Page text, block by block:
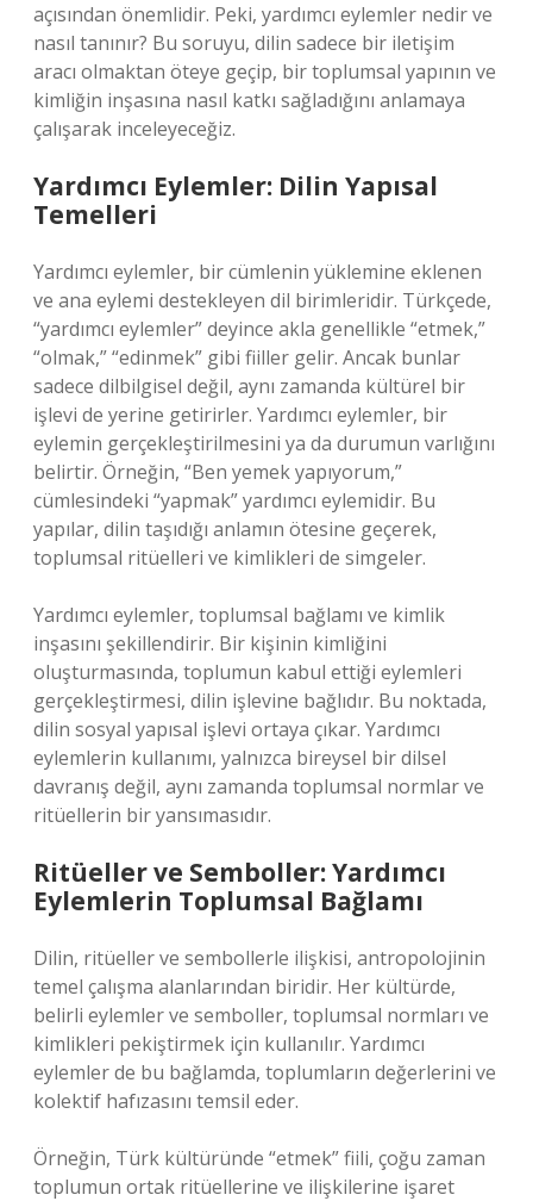
açısından önemlidir. Peki, yardımcı eylemler nedir ve
nasıl tanınır? Bu soruyu, dilin sadece bir iletişim
aracı olmaktan öteye geçip, bir toplumsal yapının ve
kimliğin inşasına nasıl katkı sağladığını anlamaya
çalışarak inceleyeceğiz.
Yardımcı Eylemler: Dilin Yapısal
Temelleri
Yardımcı eylemler, bir cümlenin yüklemine eklenen
ve ana eylemi destekleyen dil birimleridir. Türkçede,
“yardımcı eylemler” deyince akla genellikle “etmek,”
“olmak,” “edinmek” gibi fiiller gelir. Ancak bunlar
sadece dilbilgisel değil, aynı zamanda kültürel bir
işlevi de yerine getirirler. Yardımcı eylemler, bir
eylemin gerçekleştirilmesini ya da durumun varlığını
belirtir. Örneğin, “Ben yemek yapıyorum,”
cümlesindeki “yapmak” yardımcı eylemidir. Bu
yapılar, dilin taşıdığı anlamın ötesine geçerek,
toplumsal ritüelleri ve kimlikleri de simgeler.
Yardımcı eylemler, toplumsal bağlamı ve kimlik
inşasını şekillendirir. Bir kişinin kimliğini
oluşturmasında, toplumun kabul ettiği eylemleri
gerçekleştirmesi, dilin işlevine bağlıdır. Bu noktada,
dilin sosyal yapısal işlevi ortaya çıkar. Yardımcı
eylemlerin kullanımı, yalnızca bireysel bir dilsel
davranış değil, aynı zamanda toplumsal normlar ve
ritüellerin bir yansımasıdır.
Ritüeller ve Semboller: Yardımcı
Eylemlerin Toplumsal Bağlamı
Dilin, ritüeller ve sembollerle ilişkisi, antropolojinin
temel çalışma alanlarından biridir. Her kültürde,
belirli eylemler ve semboller, toplumsal normları ve
kimlikleri pekiştirmek için kullanılır. Yardımcı
eylemler de bu bağlamda, toplumların değerlerini ve
kolektif hafızasını temsil eder.
Örneğin, Türk kültüründe “etmek” fiili, çoğu zaman
toplumun ortak ritüellerine ve ilişkilerine işaret